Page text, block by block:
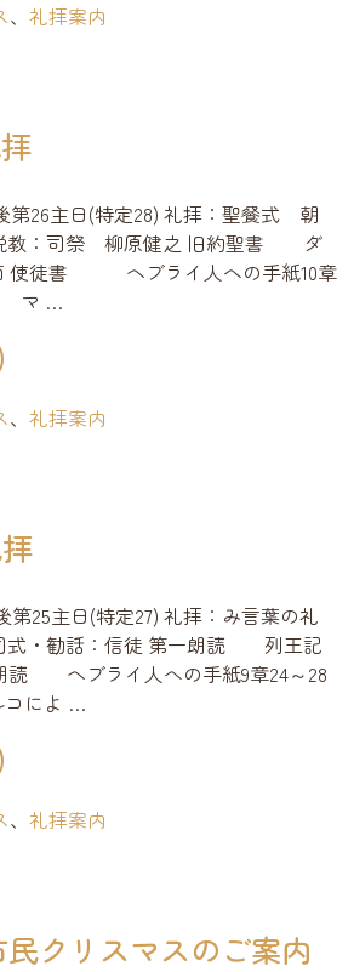
、 礼拝案内
第26主日(特定28) 礼拝：聖餐式 朝
説教：司祭 柳原健之 旧約聖書 ダ
節 使徒書 ヘブライ人への手紙10章
マ …
11月17日の礼拝
、 礼拝案内
25主日(特定27) 礼拝：み言葉の礼
式・勧話：信徒 第一朗読 列王記
読 ヘブライ人への手紙9章24～28
によ …
11月10日の礼拝
、 礼拝案内
クリスマスのご案内